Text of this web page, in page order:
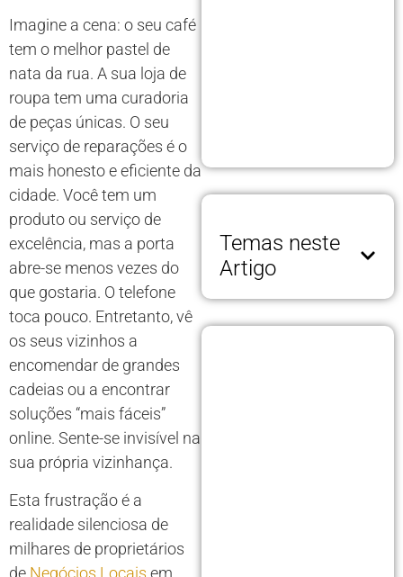
Imagine a cena: o seu café
tem o melhor pastel de
nata da rua. A sua loja de
roupa tem uma curadoria
de peças únicas. O seu
serviço de reparações é o
mais honesto e eficiente da
cidade. Você tem um
produto ou serviço de
excelência, mas a porta
abre-se menos vezes do
que gostaria. O telefone
toca pouco. Entretanto, vê
os seus vizinhos a
encomendar de grandes
cadeias ou a encontrar
soluções “mais fáceis”
online. Sente-se invisível na
sua própria vizinhança.
Esta frustração é a
realidade silenciosa de
milhares de proprietários
de Negócios Locais em
Temas neste
Artigo